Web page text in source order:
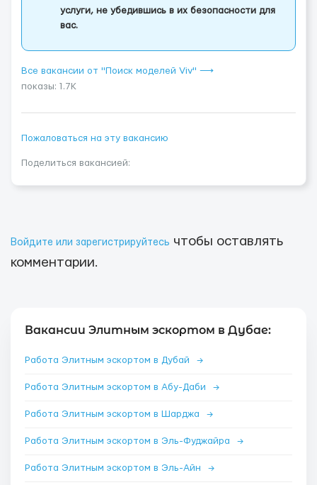
услуги, не убедившись в их безопасности для
вас.
Все вакансии от "Поиск моделей Viv" ⟶
показы: 1.7K
Пожаловаться на эту вакансию
Поделиться вакансией:
Войдите или зарегистрируйтесь чтобы оставлять
комментарии.
Вакансии Элитным эскортом в Дубае:
Работа Элитным эскортом в Дубай →
Работа Элитным эскортом в Абу-Даби →
Работа Элитным эскортом в Шарджа →
Работа Элитным эскортом в Эль-Фуджайра →
Работа Элитным эскортом в Эль-Айн →